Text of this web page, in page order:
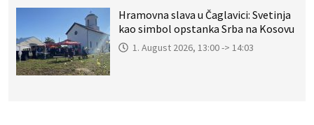
Hramovna slava u Čaglavici: Svetinja
kao simbol opstanka Srba na Kosovu
1. August 2026, 13:00 -> 14:03